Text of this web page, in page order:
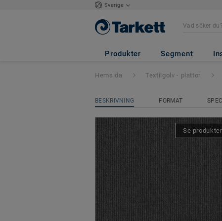
Sverige
Produkter Segment
DESSO Verso -
Hemsida Textilgolv - plattor
BESKRIVNING FORMAT
Se